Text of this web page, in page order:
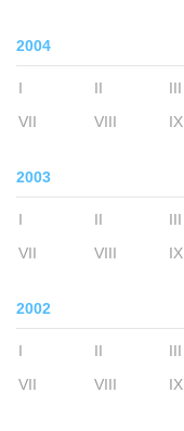
2004
I II III
VII
VIII IX
2003
I II III
VII
VIII IX
2002
I II III
VII
VIII IX